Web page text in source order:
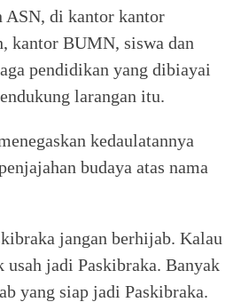
ASN, di kantor kantor
kantor BUMN, siswa dan
pendidikan yang dibiayai
larangan itu.
kedaulatannya
budaya atas nama
jangan berhijab. Kalau
usah jadi Paskibraka. Banyak
yang siap jadi Paskibraka.